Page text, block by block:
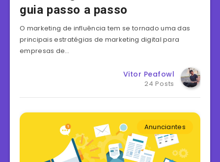
guia passo a passo
O marketing de influência tem se tornado uma das
principais estratégias de marketing digital para
empresas de…
Vitor Peafowl
24 Posts
Anunciantes